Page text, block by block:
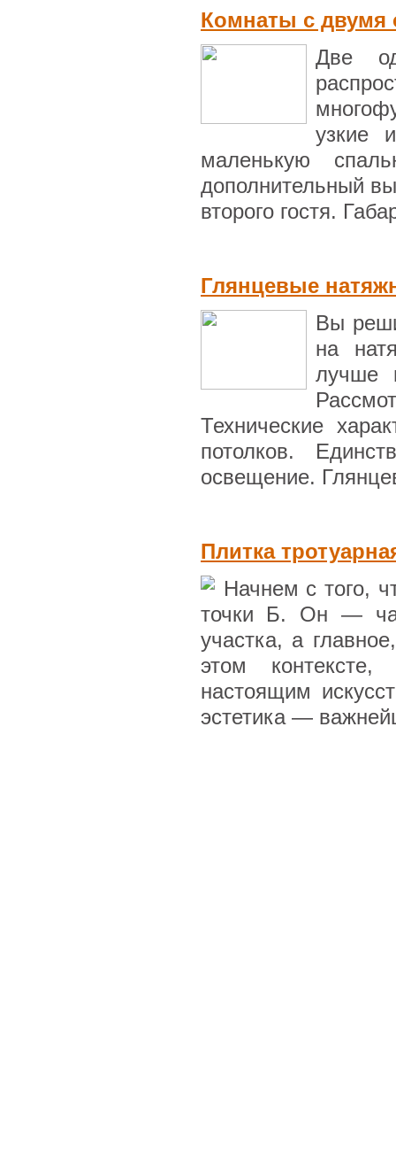
Комнаты с двумя
Две
узкие
маленькую
дополнительный
второго гостя.
Глянцевые
Вы
на
лучше
Технические
потолков.
освещение.
Плитка
Начнем с того,
точки Б. Он —
участка, а
этом
настоящим
эстетика —